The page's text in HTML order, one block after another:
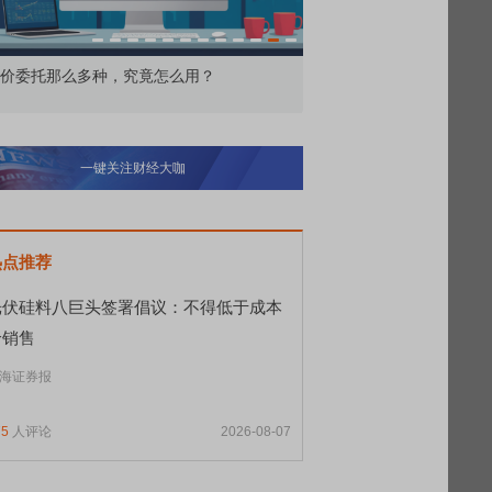
委托那么多种，究竟怎么用？
一键关注财经大咖
推荐
硅料八巨头签署倡议：不得低于成本
售
证券报
人评论 2026-08-07